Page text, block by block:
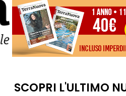
SCOPRI L'ULTIMO